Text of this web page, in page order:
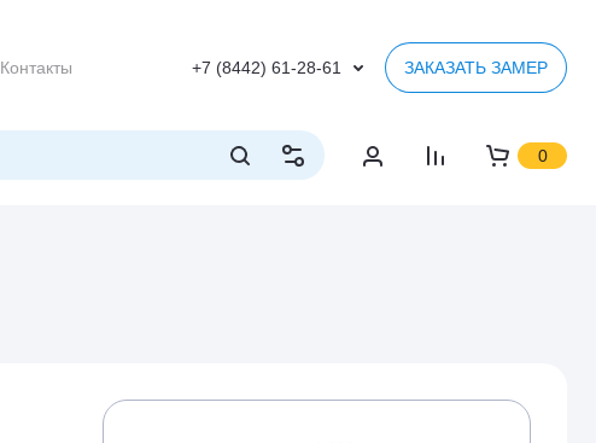
Контакты +7 (8442) 61-28-61 ЗАКАЗАТЬ ЗАМЕР
0